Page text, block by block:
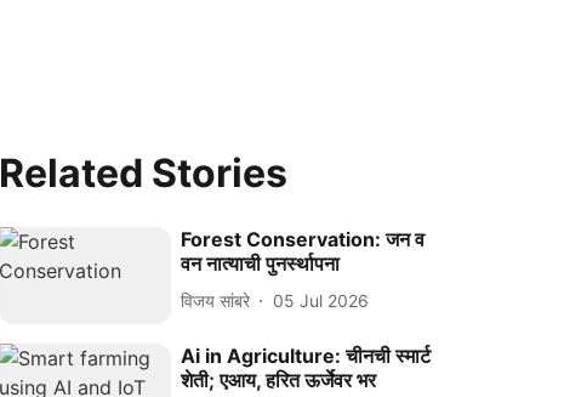
Related Stories
Forest Conservation: जन व
वन नात्याची पुनर्स्थापना
विजय सांबरे 05 Jul 2026
Ai in Agriculture: चीनची स्मार्ट
शेती; एआय, हरित ऊर्जेवर भर